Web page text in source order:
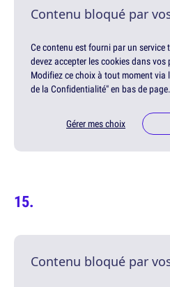
Contenu bloqué par
Ce contenu est fourni par un service
devez accepter les cookies dans
Modifiez ce choix à tout moment via
de la Confidentialité" en bas de page.
Gérer mes choix
Contenu bloqué par